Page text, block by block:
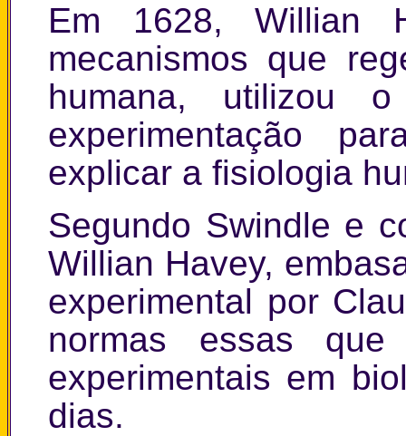
Em 1628, Willian
mecanismos que
humana, utilizou
experimentação
explicar a fisiologia
Segundo Swindle e
Willian Havey,
experimental por
normas essas que
experimentais em
dias.